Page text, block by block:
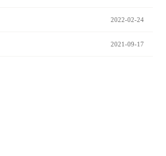
2022-02-24
2021-09-17